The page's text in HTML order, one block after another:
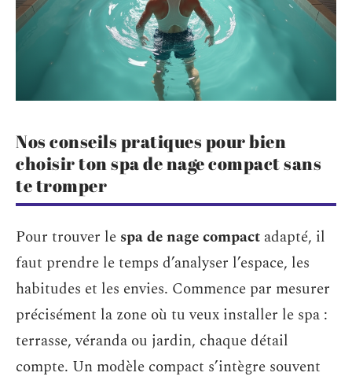
Nos conseils pratiques pour bien
choisir ton spa de nage compact sans
te tromper
Pour trouver le spa de nage compact adapté, il
faut prendre le temps d’analyser l’espace, les
habitudes et les envies. Commence par mesurer
précisément la zone où tu veux installer le spa :
terrasse, véranda ou jardin, chaque détail
compte. Un modèle compact s’intègre souvent